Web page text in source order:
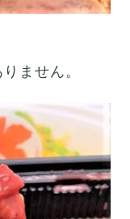
ません。